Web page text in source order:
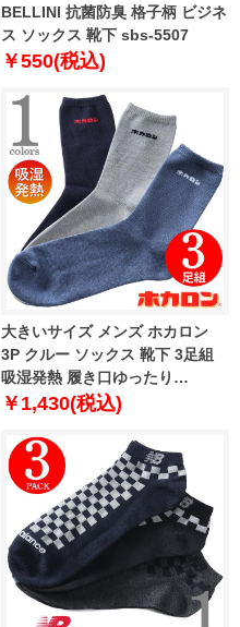
BELLINI 抗菌防臭 格子柄 ビジネ
ス ソックス 靴下 sbs-5507
￥550(税込)
大きいサイズ メンズ ホカロン
3P クルー ソックス 靴下 3足組
吸湿発熱 履き口ゆったり
hkm51012
￥1,430(税込)